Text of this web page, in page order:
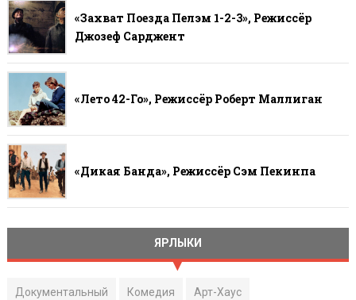
«Захват Поезда Пелэм 1-2-3», Режиссёр
Джозеф Сарджент
«Лето 42-Го», Режиссёр Роберт Маллиган
«Дикая Банда», Режиссёр Сэм Пекинпа
ЯРЛЫКИ
Документальный Комедия Арт-Хаус